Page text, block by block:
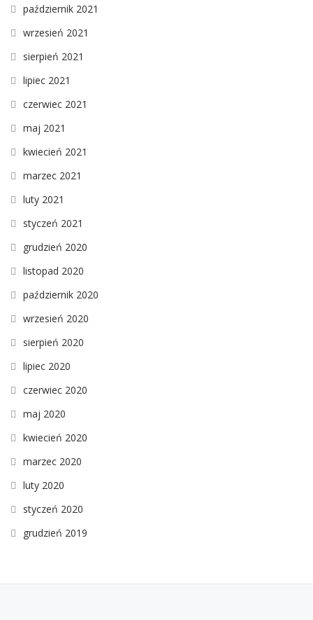
październik 2021
wrzesień 2021
sierpień 2021
lipiec 2021
czerwiec 2021
maj 2021
kwiecień 2021
marzec 2021
luty 2021
styczeń 2021
grudzień 2020
listopad 2020
październik 2020
wrzesień 2020
sierpień 2020
lipiec 2020
czerwiec 2020
maj 2020
kwiecień 2020
marzec 2020
luty 2020
styczeń 2020
grudzień 2019